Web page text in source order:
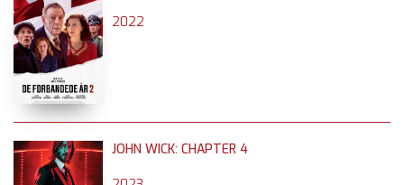
2022
JOHN WICK: CHAPTER 4